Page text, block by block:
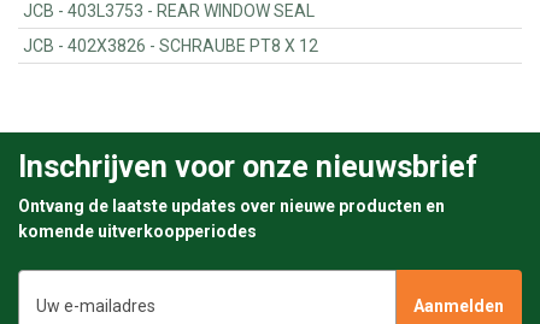
JCB - 403L3753 - REAR WINDOW SEAL
JCB - 402X3826 - SCHRAUBE PT8 X 12
Inschrijven voor onze nieuwsbrief
Ontvang de laatste updates over nieuwe producten en
komende uitverkoopperiodes
mailadres